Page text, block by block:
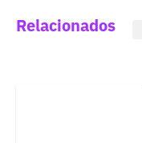
Relacionados